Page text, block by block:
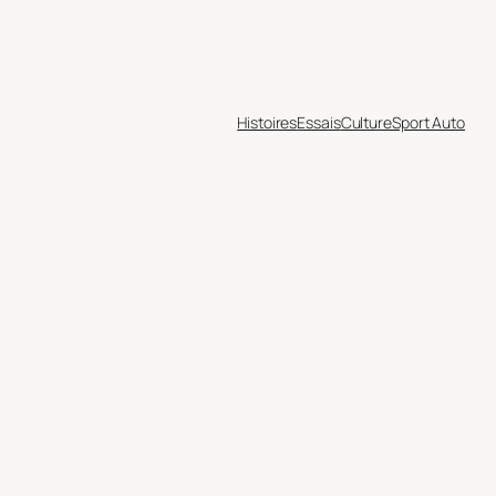
HistoiresEssaisCultureSport Auto